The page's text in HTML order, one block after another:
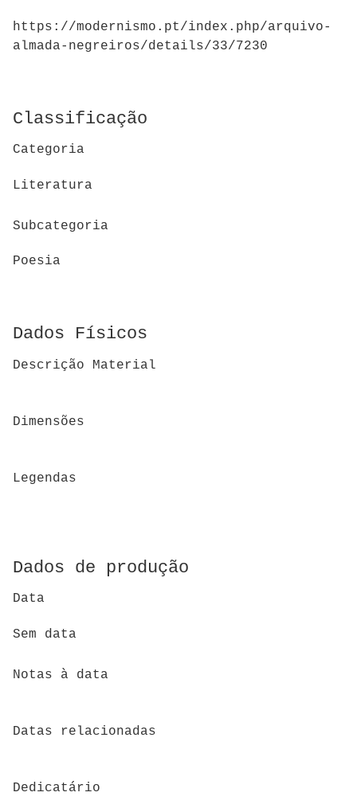
https://modernismo.pt/index.php/arquivo-
almada-negreiros/details/33/7230
Classificação
Categoria
Literatura
Subcategoria
Poesia
Dados Físicos
Descrição Material
Dimensões
Legendas
Dados de produção
Data
Sem data
Notas à data
Datas relacionadas
Dedicatário